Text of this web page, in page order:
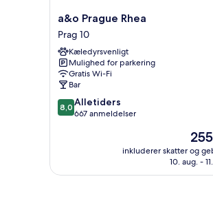
a&o
Prague
Rhea
Prag
10
a&o Prague Rhea
Prag 10
Kæledyrsvenligt
Mulighed for parkering
Gratis Wi-Fi
Bar
8.0
ud
anmeldelser
8,0 Alletiders
667 anmeldelser
Prisen
255
inkluderer skatter og
10. aug. -